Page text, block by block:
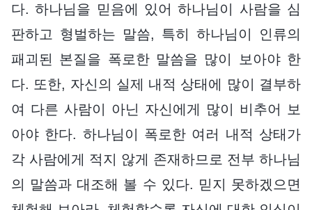
다. 하나님을 믿음에 있어 하나님이 사람을 심
판하고 형벌하는 말씀, 특히 하나님이 인류의
패괴된 본질을 폭로한 말씀을 많이 보아야 한
다. 또한, 자신의 실제 내적 상태에 많이 결부하
여 다른 사람이 아닌 자신에게 많이 비추어 보
아야 한다. 하나님이 폭로한 여러 내적 상태가
각 사람에게 적지 않게 존재하므로 전부 하나님
의 말씀과 대조해 볼 수 있다. 믿지 못하겠으면